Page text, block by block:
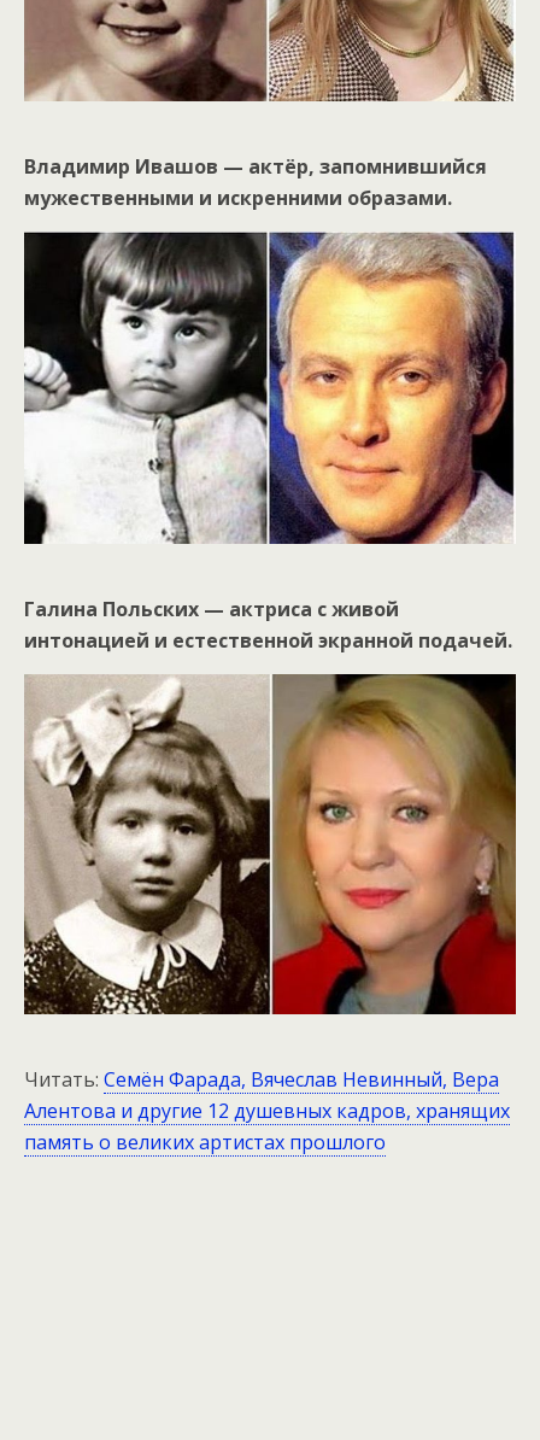
Владимир Ивашов — актёр, запомнившийся
мужественными и искренними образами.
Галина Польских — актриса с живой
интонацией и естественной экранной подачей.
Читать: Семён Фарада, Вячеслав Невинный, Вера
Алентова и другие 12 душевных кадров, хранящих
память о великих артистах прошлого